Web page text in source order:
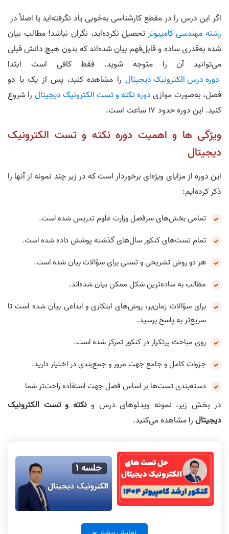
اگر این درس را در مقطع کارشناسی به‌خوبی یاد نگرفته‌اید یا اصلاً در
رشته مهندسی کامپیوتر تحصیل نکرده‌اید، نگران نباشد! مطالب بیان
شده به‌قدری ساده و قابل‌فهم بیان شده‌اند که بدون هیچ دانش قبلی
می‌توانید آن را متوجه شوید. فقط کافی است ابتدا
دوره درس الکترونیک دیجیتال را مشاهده کنید، پس از یک یا دو
فصل، به‌صورت موازیدوره نکته و تست الکترونیک دیجیتال را شروع
کنید. این دوره حدود ۱۷ ساعت است.
ویژگی‌ ها و اهمیت دوره نکته و تست الکترونیک
دیجیتال
این دوره از مزایای ویژه‌ای برخوردار است که در زیر چند نمونه از آنها را
ذکر کرده‌ایم:
تمامی بخش‌های سرفصل وزارت علوم تدریس شده است.
تمام تست‌‌های کنکور سال‌های گذشته پوشش داده شده است.
هر دو روش تشریحی و تستی برای سؤالات بیان شده است.
مطالب به ساده‌ترین شکل ممکن بیان شده‌اند.
برای سؤالات زمان‌بر، روش‌های ابتکاری و ابداعی بیان شده است تا
سریع‌تر به پاسخ برسید.
روی مباحث پرتکرار در کنکور تمرکز شده است.
جزوات کامل و جامع جهت مرور و جمع‌بندی در اختیار دارید.
دسته‌بندی تست‌ها بر اساس فصل جهت استفاده راحت‌تر شما
در بخش زیر، نمونه‌ ویدئو‌های درس ونکته و تست الکترونیک
دیجیتالرا مشاهده می‌کنید.
کنکور ارشد کامپیوتر 1404
الکترونیک دیجیتال جلسه 1